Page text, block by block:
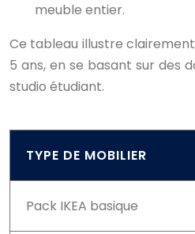
meuble entier.
Ce tableau illustre
5 ans, en se basant sur des
studio étudiant.
TYPE DE MOBILIER
Pack IKEA basique